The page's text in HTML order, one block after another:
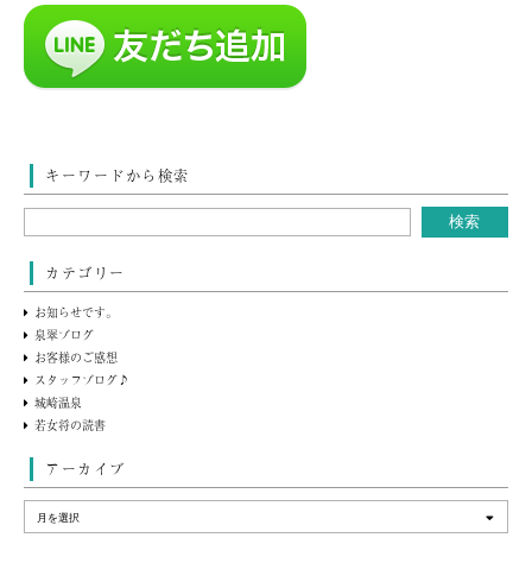
キーワードから検索
カテゴリー
お知らせです。
泉翠ブログ
お客様のご感想
スタッフブログ♪
城崎温泉
若女将の読書
アーカイブ